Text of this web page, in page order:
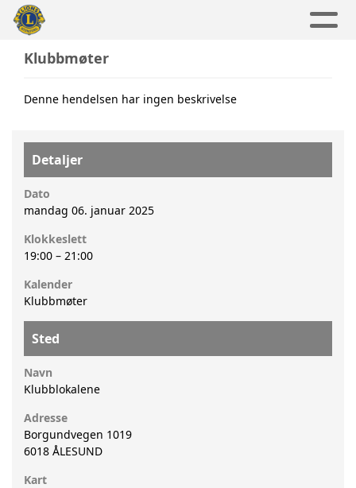
Klubbmøter
Denne hendelsen har ingen beskrivelse
Detaljer
Dato
mandag 06. januar 2025
Klokkeslett
19:00 – 21:00
Kalender
Klubbmøter
Sted
Navn
Klubblokalene
Adresse
Borgundvegen 1019
6018 ÅLESUND
Kart